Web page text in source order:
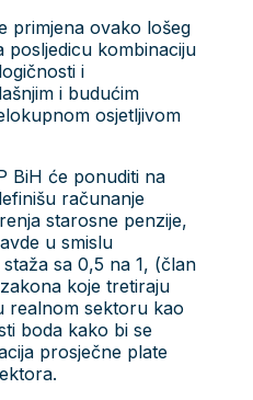
primjena ovako lošeg
posljedicu kombinaciju
i
i budućim
osjetljivom
BiH će ponuditi na
računanje
starosne penzije,
u smislu
sa 0,5 na 1, (član
koje tretiraju
realnom sektoru kao
boda kako bi se
prosječne plate